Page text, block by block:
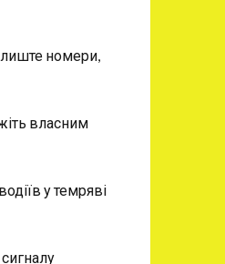
номери,
власним
у темряві